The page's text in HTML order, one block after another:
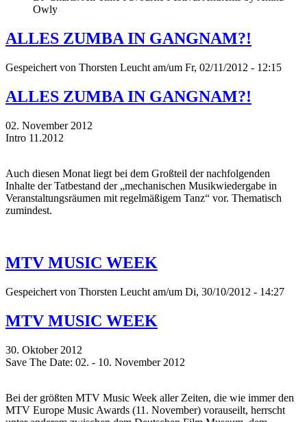
Owly
ALLES ZUMBA IN GANGNAM?!
Gespeichert von Thorsten Leucht am/um Fr, 02/11/2012 - 12:15
ALLES ZUMBA IN GANGNAM?!
02. November 2012
Intro 11.2012
Auch diesen Monat liegt bei dem Großteil der nachfolgenden
Inhalte der Tatbestand der „mechanischen Musikwiedergabe in
Veranstaltungsräumen mit regelmäßigem Tanz“ vor. Thematisch
zumindest.
MTV MUSIC WEEK
Gespeichert von Thorsten Leucht am/um Di, 30/10/2012 - 14:27
MTV MUSIC WEEK
30. Oktober 2012
Save The Date: 02. - 10. November 2012
Bei der größten MTV Music Week aller Zeiten, die wie immer den
MTV Europe Music Awards (11. November) vorauseilt, herrscht